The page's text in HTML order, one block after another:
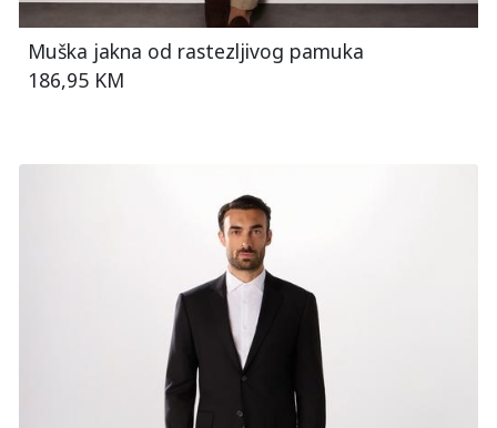
Muška jakna od rastezljivog pamuka
186,95 KM